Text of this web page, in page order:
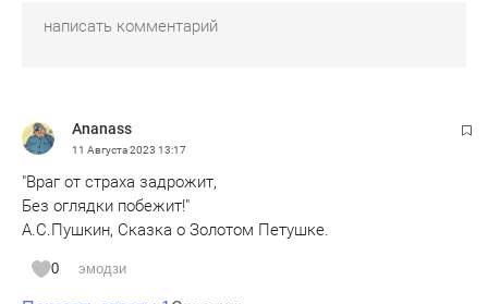
Ananass
11 Августа 2023 13:17
"Враг от страха задрожит,
Без оглядки побежит!"
А.С.Пушкин, Сказка о Золотом Петушке.
0 эмодзи